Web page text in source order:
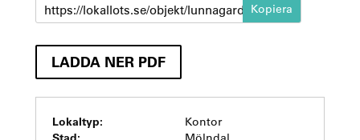
https://lokallots.se/objekt/lunnagardsgatan-4
LADDA NER PDF
Lokaltyp: Kontor